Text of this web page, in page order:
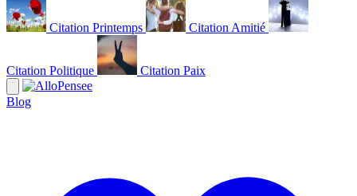
Citation Printemps Citation Amitié
Citation Politique Citation Paix
Blog